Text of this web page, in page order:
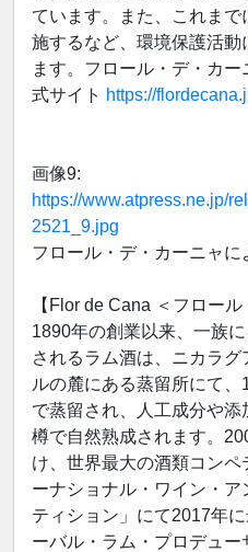
ています。また、これま
施するなど、環境保護活
ます。フロール・デ・カ
式サイト https://
画像9:
https://www.atpress.ne.jp/
2521_9.jpg
フロール・デ・カーニャに
【Flor de Cana ＜フロー
1890年の創業以来、一族
されるラム酒は、ニカラ
ルの麓にある蒸留所にて
で蒸留され、人工成分や
樽で自然熟成されます。
け、世界最大の酒類コン
ーナショナル・ワイン・
ティション」にて2017年
ーバル・ラム・プロデュ